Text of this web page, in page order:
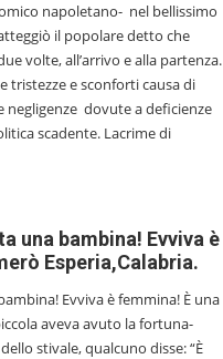
napoletano- nel bellissimo
il popolare detto che
volte, all’arrivo e alla partenza.
tristezze e sconforti causa di
negligenze dovute a deficienze
scadente. Lacrime di
una bambina! Evviva è
Esperia,Calabria.
Evviva è femmina! È una
aveva avuto la fortuna-
stivale, qualcuno disse: “È